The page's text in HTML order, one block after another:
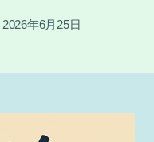
2026年6月25日